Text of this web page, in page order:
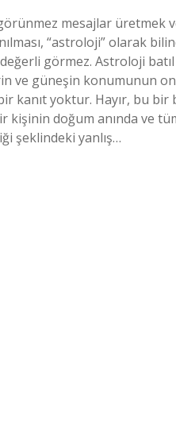
mesajlar üretmek
“astroloji” olarak
görmez. Astroloji batıl
ve güneşin konumunun
kanıt yoktur. Hayır, bu bir
doğum anında ve
şeklindeki yanlış…